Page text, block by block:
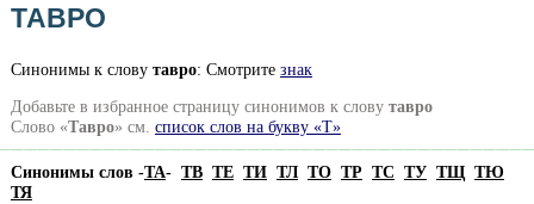
ТАВРО
Синонимы к слову тавро: Смотрите знак
Добавьте в избранное страницу синонимов к слову тавро
Слово «Тавро» см. список слов на букву «Т»
Синонимы слов -ТА- ТВ ТЕ ТИ ТЛ ТО ТР ТС ТУ ТЩ ТЮ
ТЯ